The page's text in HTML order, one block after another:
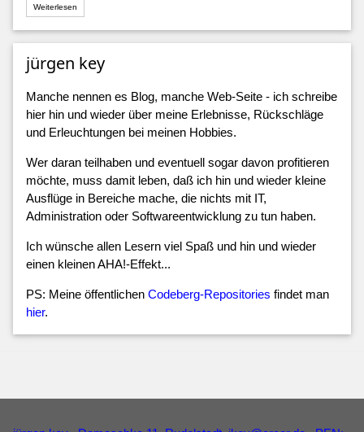
Weiterlesen
jürgen key
Manche nennen es Blog, manche Web-Seite - ich schreibe
hier hin und wieder über meine Erlebnisse, Rückschläge
und Erleuchtungen bei meinen Hobbies.
Wer daran teilhaben und eventuell sogar davon profitieren
möchte, muss damit leben, daß ich hin und wieder kleine
Ausflüge in Bereiche mache, die nichts mit IT,
Administration oder Softwareentwicklung zu tun haben.
Ich wünsche allen Lesern viel Spaß und hin und wieder
einen kleinen AHA!-Effekt...
PS: Meine öffentlichen Codeberg-Repositories findet man
hier.